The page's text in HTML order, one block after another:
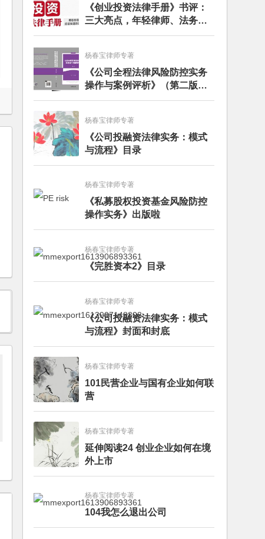
《创业投资法律手册》书评：
三大亮点，年轻律师、法务的
入门必读书籍
杨春宝律师专著
《公司全程法律风险防控实务
操作与案例评析》（第二版）
出版发行
杨春宝律师专著
《公司投融资法律实务：模式
与流程》目录
杨春宝律师专著
《私募股权投资基金风险防控
操作实务》出版啦
杨春宝律师专著
《完胜资本2》目录
杨春宝律师专著
《公司投融资法律实务：模式
与流程》封面和封底
杨春宝律师专著
101民营企业与国有企业如何联
营
杨春宝律师专著
延伸阅读24 创业企业如何在境
外上市
杨春宝律师专著
104我怎么退出公司